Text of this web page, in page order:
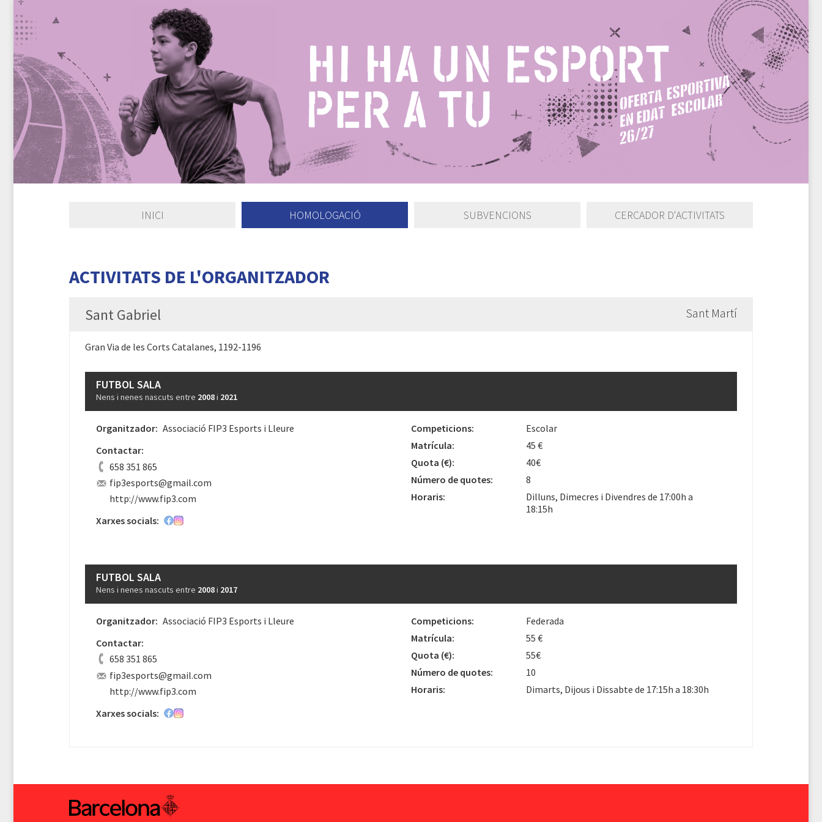
INICI HOMOLOGACIÓ SUBVENCIONS CERCADOR D'ACTIVITATS
ACTIVITATS DE L'ORGANITZADOR
Sant Gabriel Sant Martí
Gran Via de les Corts Catalanes, 1192-1196
FUTBOL SALA
Nens i nenes nascuts entre 2008i 2021
Organitzador: Associació FIP3 Esports i Lleure
Contactar:
658 351 865
fip3esports@gmail.com
http://www.fip3.com
Xarxes socials:
Competicions:
Escolar
Matrícula:
45 €
Quota (€):
40€
Número de quotes:
8
Horaris:
Dilluns, Dimecres i Divendres de 17:00h a
18:15h
FUTBOL SALA
Nens i nenes nascuts entre 2008i 2017
Organitzador: Associació FIP3 Esports i Lleure
Contactar:
658 351 865
fip3esports@gmail.com
http://www.fip3.com
Xarxes socials:
Competicions:
Federada
Matrícula:
55 €
Quota (€):
55€
Número de quotes:
10
Horaris:
Dimarts, Dijous i Dissabte de 17:15h a 18:30h